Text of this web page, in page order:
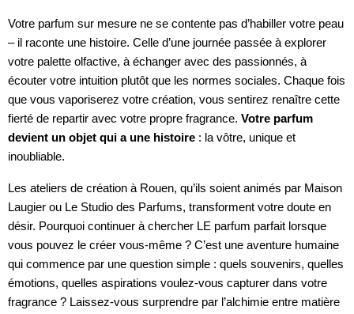
Votre parfum sur mesure ne se contente pas d’habiller votre peau
– il raconte une histoire. Celle d’une journée passée à explorer
votre palette olfactive, à échanger avec des passionnés, à
écouter votre intuition plutôt que les normes sociales. Chaque fois
que vous vaporiserez votre création, vous sentirez renaître cette
fierté de repartir avec votre propre fragrance. Votre parfum
devient un objet qui a une histoire : la vôtre, unique et
inoubliable.
Les ateliers de création à Rouen, qu’ils soient animés par Maison
Laugier ou Le Studio des Parfums, transforment votre doute en
désir. Pourquoi continuer à chercher LE parfum parfait lorsque
vous pouvez le créer vous-même ? C’est une aventure humaine
qui commence par une question simple : quels souvenirs, quelles
émotions, quelles aspirations voulez-vous capturer dans votre
fragrance ? Laissez-vous surprendre par l’alchimie entre matière